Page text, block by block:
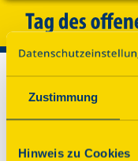
Zustimmung
Hinweis zu Cookies